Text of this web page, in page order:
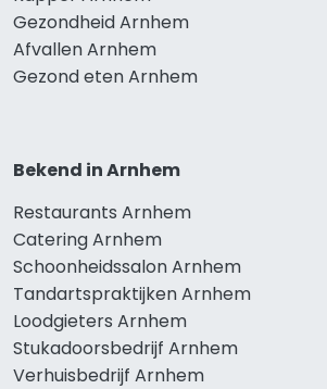
Gezondheid Arnhem
Afvallen Arnhem
Gezond eten Arnhem
Bekend in Arnhem
Restaurants Arnhem
Catering Arnhem
Schoonheidssalon Arnhem
Tandartspraktijken Arnhem
Loodgieters Arnhem
Stukadoorsbedrijf Arnhem
Verhuisbedrijf Arnhem